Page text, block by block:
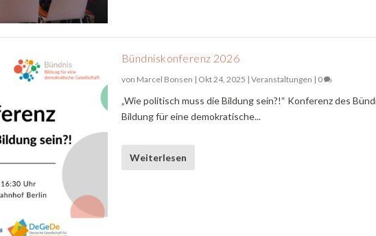
Bündniskonferenz 2026
von Marcel Bonsen | Okt 24, 2025 | Veranstaltungen | 0
„Wie politisch muss die Bildung sein?!“ Konferenz des
Bildung für eine demokratische...
Weiterlesen